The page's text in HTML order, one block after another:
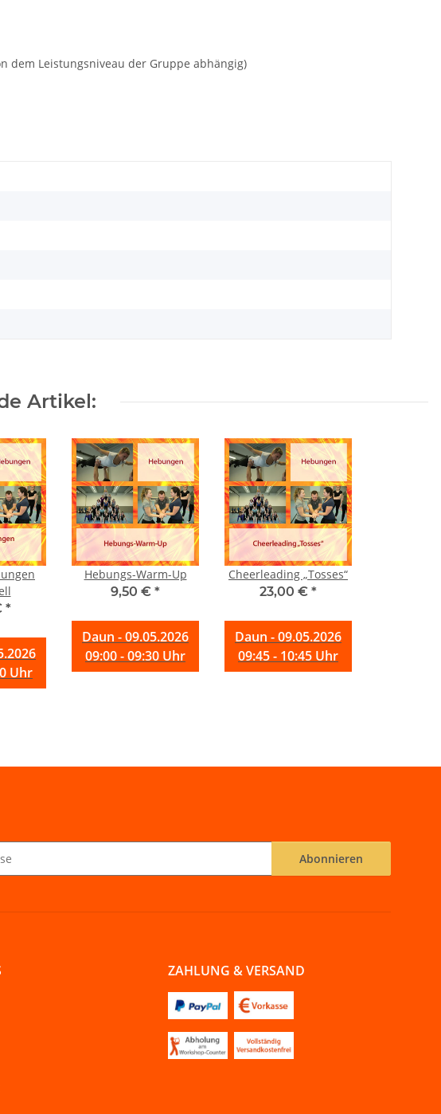
dem Leistungsniveau der Gruppe abhängig)
Artikel:
*
Uhr
Hebungs-Warm-Up
9,50 € *
Daun - 09.05.2026
09:00 - 09:30 Uhr
Cheerleading „Tosses“
23,00 € *
Daun - 09.05.2026
09:45 - 10:45 Uhr
Abonnieren
ZAHLUNG & VERSAND